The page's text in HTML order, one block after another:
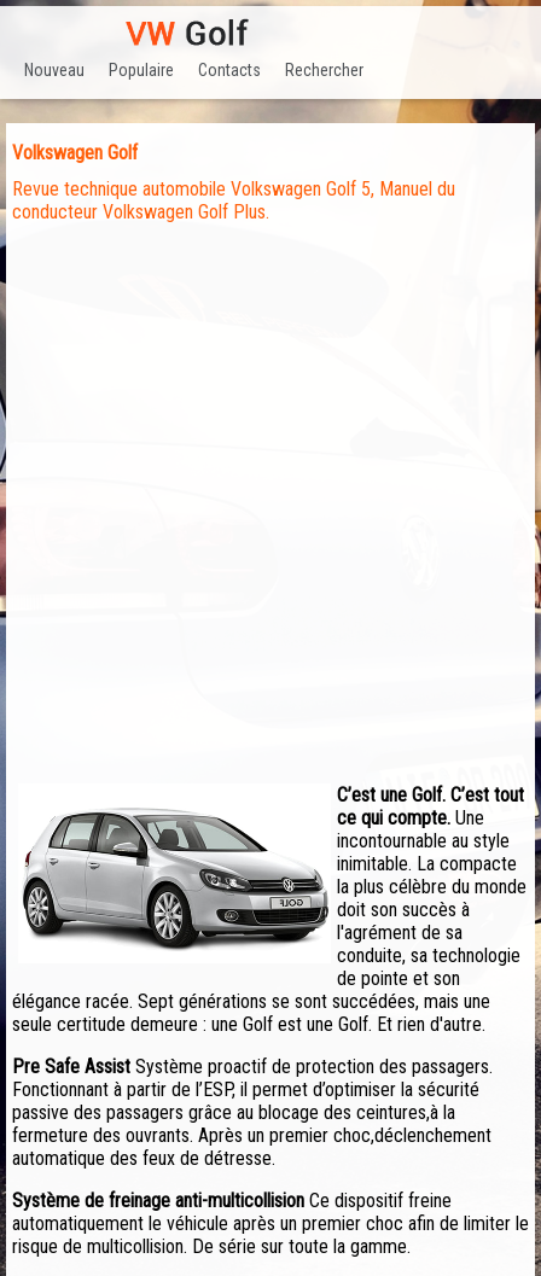
Nouveau Populaire Contacts Rechercher
Volkswagen Golf
Revue technique automobile Volkswagen Golf 5, Manuel du
conducteur Volkswagen Golf Plus.
C’est une Golf. C’est tout
ce qui compte. Une
incontournable au style
inimitable. La compacte
la plus célèbre du monde
doit son succès à
l'agrément de sa
conduite, sa technologie
de pointe et son
élégance racée. Sept générations se sont succédées, mais une
seule certitude demeure : une Golf est une Golf. Et rien d'autre.
Pre Safe Assist Système proactif de protection des passagers.
Fonctionnant à partir de l’ESP, il permet d’optimiser la sécurité
passive des passagers grâce au blocage des ceintures,à la
fermeture des ouvrants. Après un premier choc,déclenchement
automatique des feux de détresse.
Système de freinage anti-multicollision Ce dispositif freine
automatiquement le véhicule après un premier choc afin de limiter le
risque de multicollision. De série sur toute la gamme.